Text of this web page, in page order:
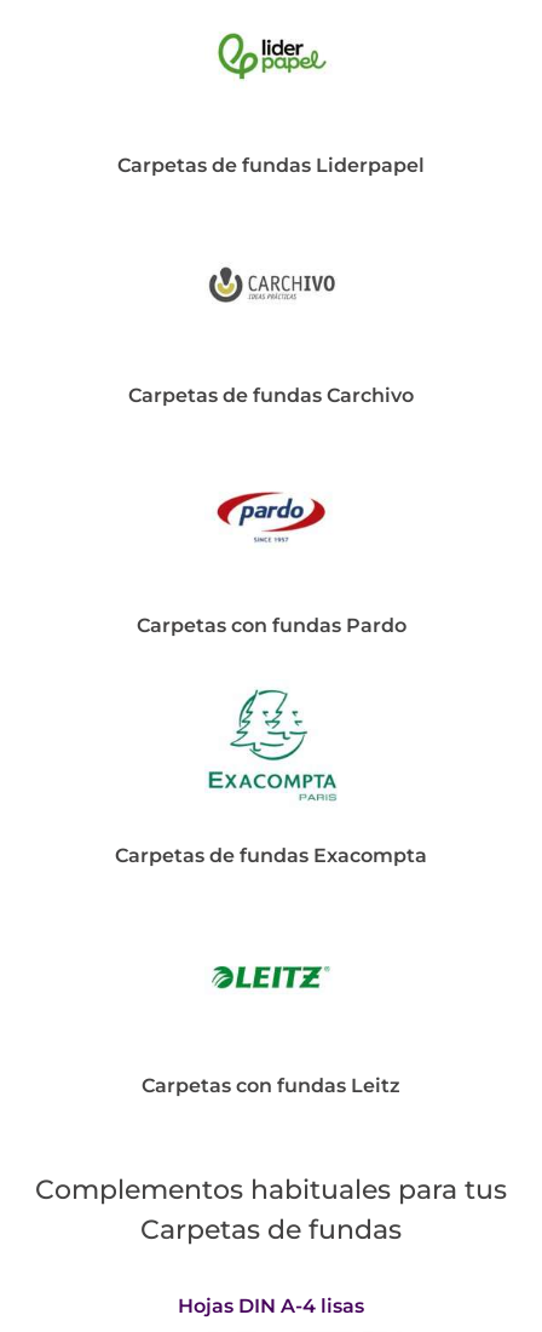
Carpetas de fundas Liderpapel
Carpetas de fundas Carchivo
Carpetas con fundas Pardo
Carpetas de fundas Exacompta
Carpetas con fundas Leitz
Complementos habituales para tus
Carpetas de fundas
Hojas DIN A-4 lisas